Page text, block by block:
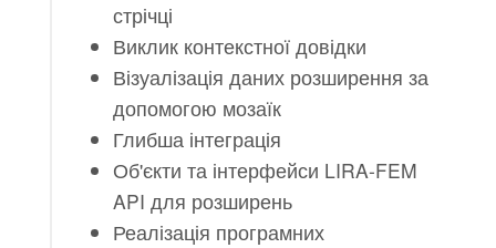
стрічці
Виклик контекстної довідки
Візуалізація даних розширення за
допомогою мозаїк
Глибша інтеграція
Об'єкти та інтерфейси LIRA-FEM
API для розширень
Реалізація програмних